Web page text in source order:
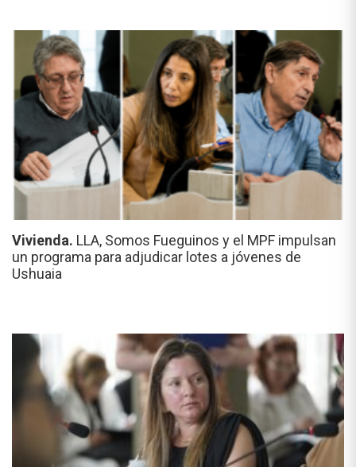
Vivienda. LLA, Somos Fueguinos y el MPF impulsan
un programa para adjudicar lotes a jóvenes de
Ushuaia